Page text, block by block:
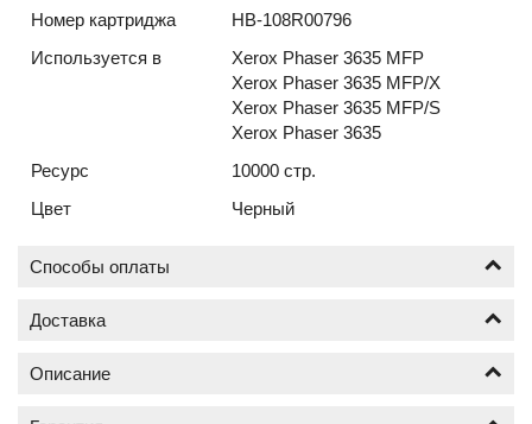
Номер картриджа
HB-108R00796
Используется в
Xerox Phaser 3635 MFP
Xerox Phaser 3635 MFP/X
Xerox Phaser 3635 MFP/S
Xerox Phaser 3635
Ресурс
10000 стр.
Цвет
Черный
Способы оплаты
Оплата по безналичному расчёту (счёт с НДС)
Доставка
Доставка новых картриджей по Москве осуществляется
Описание